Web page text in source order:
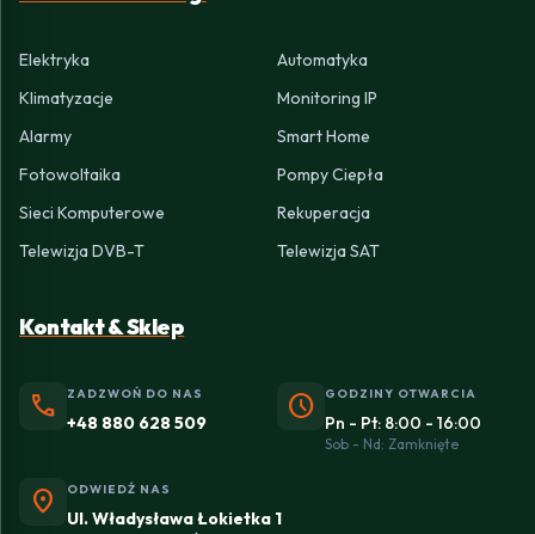
Elektryka
Automatyka
Klimatyzacje
Monitoring IP
Alarmy
Smart Home
Fotowoltaika
Pompy Ciepła
Sieci Komputerowe
Rekuperacja
Telewizja DVB-T
Telewizja SAT
Kontakt & Sklep
phone ZADZWOŃ DO NAS
+48 880 628 509 schedule GODZINY OTWARCIA
Pn - Pt: 8:00 - 16:00
Sob - Nd: Zamknięte
location_on ODWIEDŹ NAS
Ul. Władysława Łokietka 1